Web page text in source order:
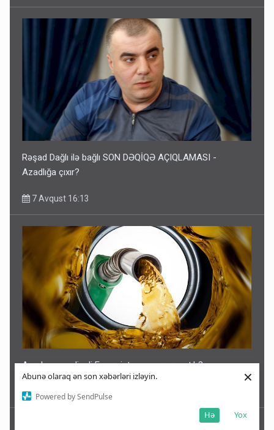
Abunə olaraq ən son xəbərləri izləyin.
Powered by SendPulse
Yox
Hə
×
Rəşad Dağlı ilə bağlı SON DƏQİQƏ AÇIQLAMASI -
Azadlığa çıxır?
7 Avqust 16:13
Azərbaycan dizeli Ermənistana neçəyə satıb?
7 Avqust 16:09